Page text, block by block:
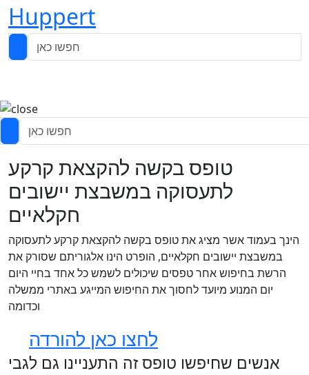
Huppert
טופס בקשה להקצאת קרקע
לתעסוקה במשבצת יישובים
חקלאיים
הינך בעמוד אשר מציג את טופס בקשה להקצאת קרקע לתעסוקה
במשבצת יישובים חקלאיים, הופרט הינו אלגוריתם שסורק את
הרשת בחיפוש אחר טפסים שיכולים לשמש כל אחד בחיי היום
יום המנוע מיועד לחסוך את החיפוש המייגע באתרי ממשלה
וכדומה
לחצו כאן להורדה
אנשים שחיפשו טופס זה התעניינו גם לגבי